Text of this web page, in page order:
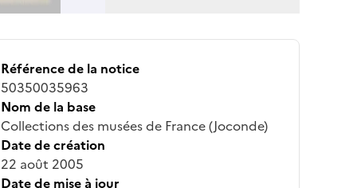
Référence de la notice
50350035963
Nom de la base
Collections des musées de France (Joconde)
Date de création
22 août 2005
Date de mise à jour